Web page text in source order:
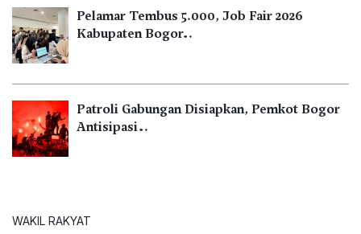
Pelamar Tembus 5.000, Job Fair 2026
Kabupaten Bogor…
Patroli Gabungan Disiapkan, Pemkot Bogor
Antisipasi…
WAKIL RAKYAT